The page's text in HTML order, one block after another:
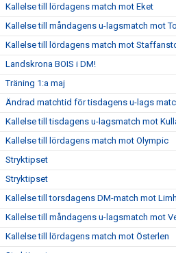
Kallelse till lördagens match mot Eket
Kallelse till måndagens u-lagsmatch mot
Kallelse till lördagens match mot
Landskrona BOIS i DM!
Träning 1:a maj
Ändrad matchtid för tisdagens u-lags
Kallelse till tisdagens u-lagsmatch mot
Kallelse till lördagens match mot Olympic
Stryktipset
Stryktipset
Kallelse till torsdagens DM-match mot
Kallelse till måndagens u-lagsmatch mot
Kallelse till lördagens match mot Österlen